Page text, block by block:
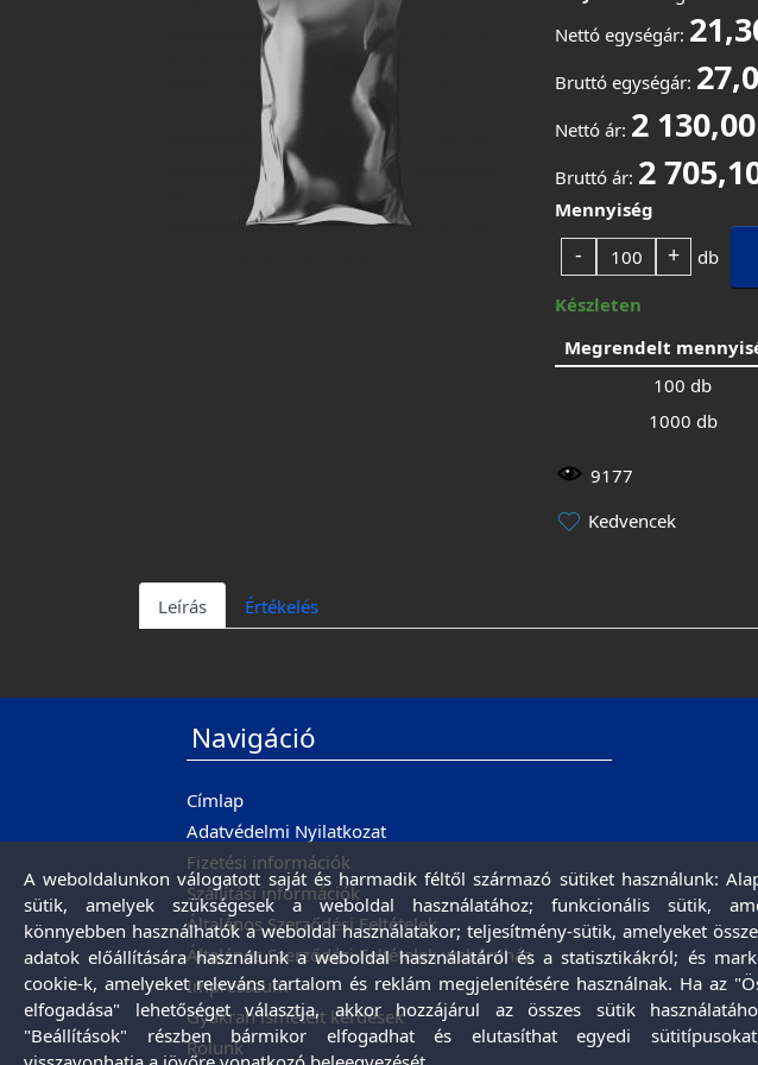
Nettó egységár:
Bruttó egységár:
Nettó ár: 2
Bruttó ár: 2
Mennyiség
- + db
Készleten
Megrendelt
100 db
1000 db
9177
Kedvencek
Leírás Értékelés
Navigáció
Címlap
Adatvédelmi Nyilatkozat
Fizetési információk
Szállítási információk
Általános Szerződési Feltételek
Általános Szerződési Feltételek webáruház
Impresszum
Gyakran ismételt kérdések
Rólunk
A weboldalunkon válogatott saját és harmadik féltől származó sütiket használunk:
sütik, amelyek szükségesek a weboldal használatához; funkcionális sütik,
könnyebben használhatók a weboldal használatakor; teljesítmény-sütik, amelyeket
adatok előállítására használunk a weboldal használatáról és a statisztikákról; és
cookie-k, amelyeket releváns tartalom és reklám megjelenítésére használnak. Ha az
elfogadása" lehetőséget választja, akkor hozzájárul az összes sütik
"Beállítások" részben bármikor elfogadhat és elutasíthat egyedi